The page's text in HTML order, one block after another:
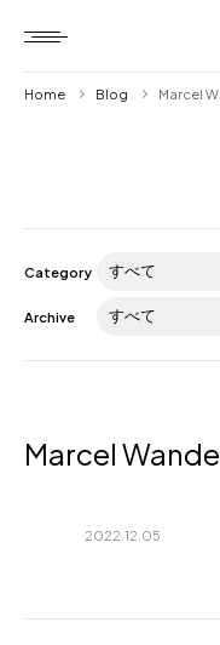
Blog
About us
Recruit
Home Blog Marcel
Category
Archive
Marcel
2022.12.05